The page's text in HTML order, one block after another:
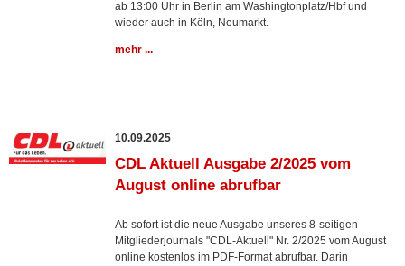
ab 13:00 Uhr in Berlin am Washingtonplatz/Hbf und
wieder auch in Köln, Neumarkt.
mehr ...
10.09.2025
CDL Aktuell Ausgabe 2/2025 vom
August online abrufbar
Ab sofort ist die neue Ausgabe unseres 8-seitigen
Mitgliederjournals "CDL-Aktuell" Nr. 2/2025 vom August
online kostenlos im PDF-Format abrufbar. Darin